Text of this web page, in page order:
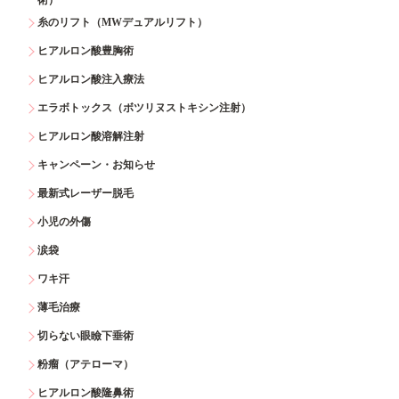
糸のリフト（MWデュアルリフト）
ヒアルロン酸豊胸術
ヒアルロン酸注入療法
エラボトックス（ボツリヌストキシン注射）
ヒアルロン酸溶解注射
キャンペーン・お知らせ
最新式レーザー脱毛
小児の外傷
涙袋
ワキ汗
薄毛治療
切らない眼瞼下垂術
粉瘤（アテローマ）
ヒアルロン酸隆鼻術